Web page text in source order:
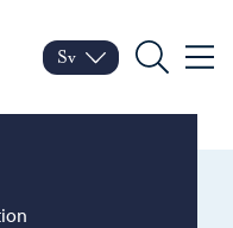
Porvoo – Gå till
Byt språk
Nuvarande språk:
Sv
Sök Meny